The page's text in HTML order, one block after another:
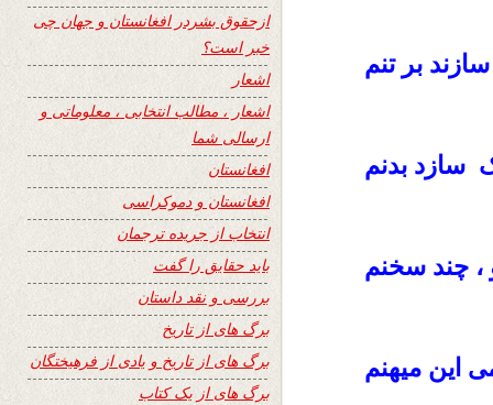
سازند بر تنم
سازد بدنم
و ، چند سخنم
این میهنم
ازحقوق بشردر افغانستان و جهان چی
خبر است؟
اشعار
اشعار ، مطالب انتخابی ، معلوماتی و
ارسالی شما
افغانستان
افغانستان و دموکراسی
انتخاب از جریده ترجمان
باید حقایق را گفت
بررسی و نقد داستان
برگ های از تاریخ
برگ های از تاریخ و یادی از فرهیختگان
برگ های از یک کتاب